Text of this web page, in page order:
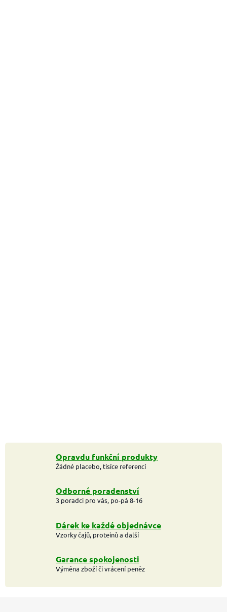
Opravdu funkční produkty
Žádné placebo, tisíce referencí
Odborné poradenství
3 poradci pro vás, po-pá 8-16
Dárek ke každé objednávce
Vzorky čajů, proteinů a další
Garance spokojenosti
Výměna zboží či vrácení peněz